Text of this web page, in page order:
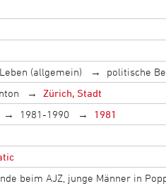
(allgemein) politische
Zürich, Stadt
1981-1990
1981
beim AJZ, junge Männer in